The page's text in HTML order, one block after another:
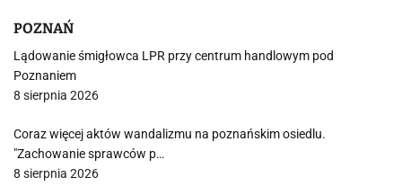
POZNAŃ
Lądowanie śmigłowca LPR przy centrum handlowym pod
Poznaniem
8 sierpnia 2026
Coraz więcej aktów wandalizmu na poznańskim osiedlu.
"Zachowanie sprawców p…
8 sierpnia 2026